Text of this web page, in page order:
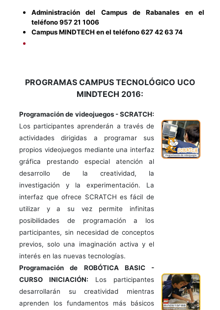
Administración del Campus de Rabanales en el
teléfono 957 21 1006
Campus MINDTECH en el teléfono 627 42 63 74
PROGRAMAS CAMPUS TECNOLÓGICO UCO
MINDTECH 2016:
Programación de videojuegos - SCRATCH:
Los participantes aprenderán a través de
actividades dirigidas a programar sus
propios videojuegos mediante una interfaz
gráfica prestando especial atención al
desarrollo de la creatividad, la
investigación y la experimentación. La
interfaz que ofrece SCRATCH es fácil de
utilizar y a su vez permite infinitas
posibilidades de programación a los
participantes, sin necesidad de conceptos
previos, solo una imaginación activa y el
interés en las nuevas tecnologías.
Programación de ROBÓTICA BASIC -
CURSO INICIACIÓN: Los participantes
desarrollarán su creatividad mientras
aprenden los fundamentos más básicos